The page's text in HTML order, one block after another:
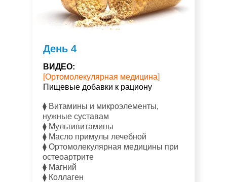
День 4
ВИДЕО:
[Ортомолекулярная медицина]
Пищевые добавки к рациону
⧫ Витамины и микроэлементы,
нужные суставам
⧫ Мультивитамины
⧫ Масло примулы лечебной
⧫ Ортомолекулярная медицины при
остеоартрите
⧫ Магний
⧫ Коллаген